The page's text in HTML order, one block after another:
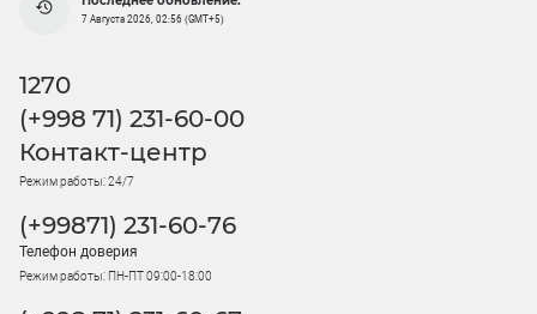
7 Августа 2026, 02:56 (GMT+5)
1270
(+998 71) 231-60-00
Контакт-центр
Режим работы: 24/7
(+99871) 231-60-76
Телефон доверия
Режим работы: ПН-ПТ 09:00-18:00